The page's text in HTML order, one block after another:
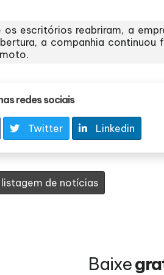
os escritórios reabriram, a
a companhia continuou
redes sociais
Twitter Linkedin
de notícias
Baixe